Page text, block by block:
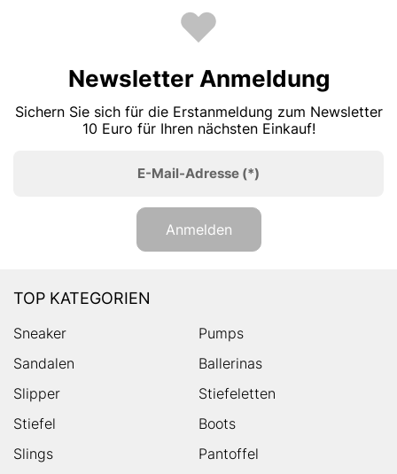
Newsletter Anmeldung
Sichern Sie sich für die Erstanmeldung zum Newsletter
10 Euro für Ihren nächsten Einkauf!
E-Mail-Adresse (*)
Anmelden
TOP KATEGORIEN
Sneaker
Pumps
Sandalen
Ballerinas
Slipper
Stiefeletten
Stiefel
Boots
Slings
Pantoffel